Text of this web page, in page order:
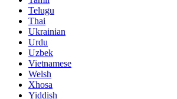
Telugu
Thai
Ukrainian
Urdu
Uzbek
Vietnamese
Welsh
Xhosa
Yiddish